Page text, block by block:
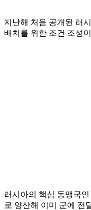
지난해 처음 공개된 러
배치를 위한 조건 조성
러시아의 핵심 동맹국
로 양산해 이미 군에 전